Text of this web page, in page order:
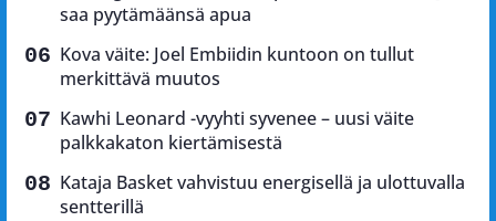
saa pyytämäänsä apua
Kova väite: Joel Embiidin kuntoon on tullut
merkittävä muutos
Kawhi Leonard -vyyhti syvenee – uusi väite
palkkakaton kiertämisestä
Kataja Basket vahvistuu energisellä ja ulottuvalla
sentterillä